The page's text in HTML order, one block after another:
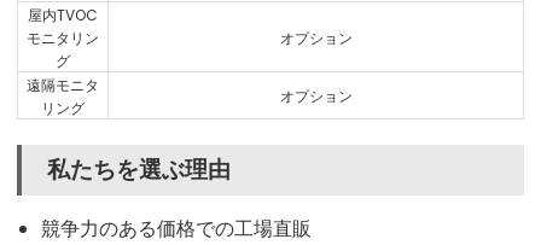
屋内TVOC
モニタリン
グ
オプション
遠隔モニタ
リング
オプション
私たちを選ぶ理由
競争力のある価格での工場直販